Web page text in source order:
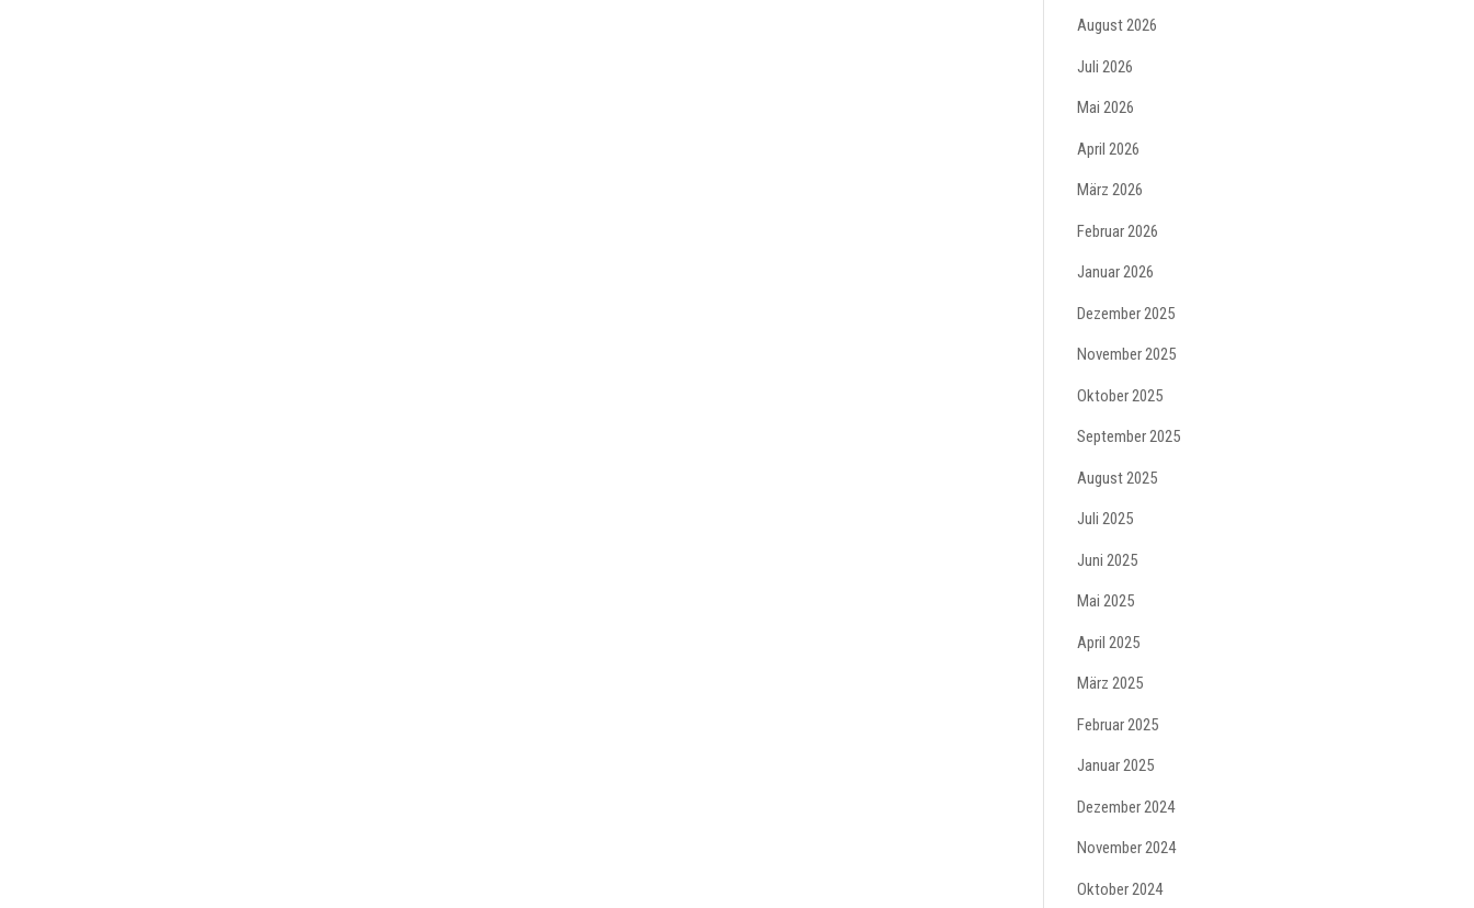
August 2026
Juli 2026
Mai 2026
April 2026
März 2026
Februar 2026
Januar 2026
Dezember 2025
November 2025
Oktober 2025
September 2025
August 2025
Juli 2025
Juni 2025
Mai 2025
April 2025
März 2025
Februar 2025
Januar 2025
Dezember 2024
November 2024
Oktober 2024